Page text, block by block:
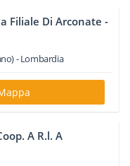
Filiale Di Arconate -
-Lombardia
A R.l. A